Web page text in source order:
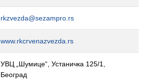
rkzvezda@sezampro.rs
www.rkcrvenazvezda.rs
УВЦ „Шумице“, Устаничка 125/1,
Београд